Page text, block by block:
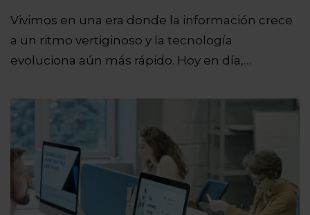
Vivimos en una era donde la información crece
a un ritmo vertiginoso y la tecnología
evoluciona aún más rápido. Hoy en día,…